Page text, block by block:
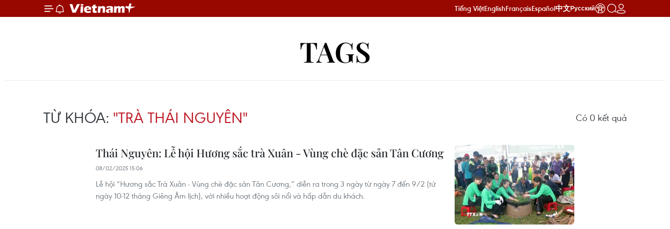
Tiếng ViệtEnglishFrançaisEspañol中文Русский
TAGS
TỪ KHÓA: "TRÀ THÁI NGUYÊN" Có 0 kết quả
Thái Nguyên: Lễ hội Hương sắc trà Xuân - Vùng chè đặc sản Tân Cương
08/02/2025 15:06
Lễ hội “Hương sắc Trà Xuân - Vùng chè đặc sản Tân Cương,” diễn ra trong 3 ngày từ ngày 7 đến 9/2 (tứ
ngày 10-12 tháng Giêng Âm lịch), với nhiều hoạt động sôi nổi và hấp dẫn du khách.